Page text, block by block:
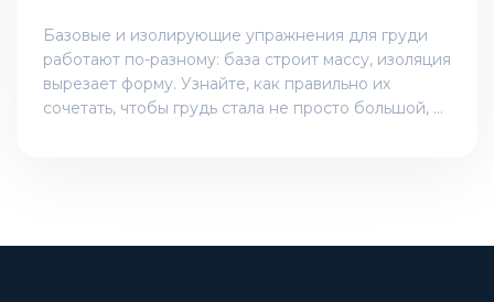
Базовые и изолирующие упражнения для груди
работают по-разному: база строит массу, изоляция
вырезает форму. Узнайте, как правильно их
сочетать, чтобы грудь стала не просто большой, а